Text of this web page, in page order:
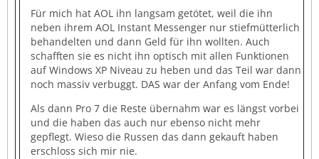
Für mich hat AOL ihn langsam getötet, weil die ihn
neben ihrem AOL Instant Messenger nur stiefmütterlich
behandelten und dann Geld für ihn wollten. Auch
schafften sie es nicht ihn optisch mit allen Funktionen
auf Windows XP Niveau zu heben und das Teil war dann
noch massiv verbuggt. DAS war der Anfang vom Ende!
Als dann Pro 7 die Reste übernahm war es längst vorbei
und die haben das auch nur ebenso nicht mehr
gepflegt. Wieso die Russen das dann gekauft haben
erschloss sich mir nie.